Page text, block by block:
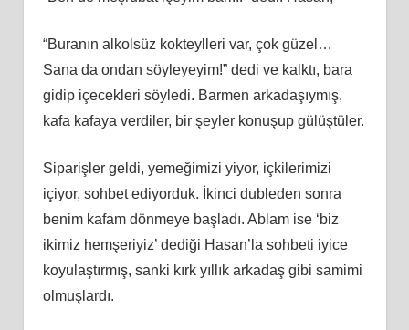
“Buranın alkolsüz kokteylleri var, çok güzel…
Sana da ondan söyleyeyim!” dedi ve kalktı, bara
gidip içecekleri söyledi. Barmen arkadaşıymış,
kafa kafaya verdiler, bir şeyler konuşup gülüştüler.
Siparişler geldi, yemeğimizi yiyor, içkilerimizi
içiyor, sohbet ediyorduk. İkinci dubleden sonra
benim kafam dönmeye başladı. Ablam ise ‘biz
ikimiz hemşeriyiz’ dediği Hasan’la sohbeti iyice
koyulaştırmış, sanki kırk yıllık arkadaş gibi samimi
olmuşlardı.